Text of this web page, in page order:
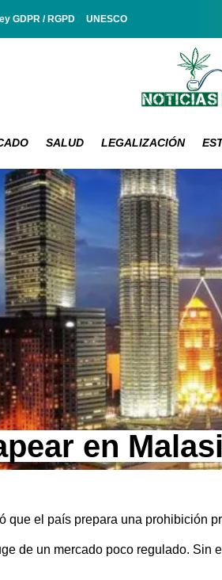
GDPR / RGPD UNESCO
SALUD LEGALIZACIÓN
en
que el país prepara una prohibición
de un mercado poco regulado.